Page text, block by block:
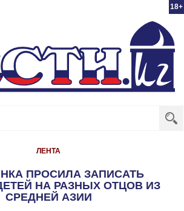
18+
ЛЕНТА
ПРОСИЛА ЗАПИСАТЬ
НА РАЗНЫХ ОТЦОВ ИЗ
СРЕДНЕЙ АЗИИ